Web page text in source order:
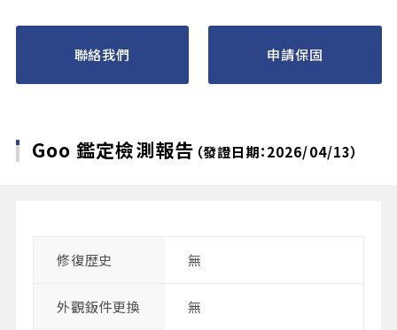
聯絡我們 申請保固
Goo 鑑定檢測報告 （發證日期：2026/04/13）
修復歴史 無
外觀鈑件更換 無